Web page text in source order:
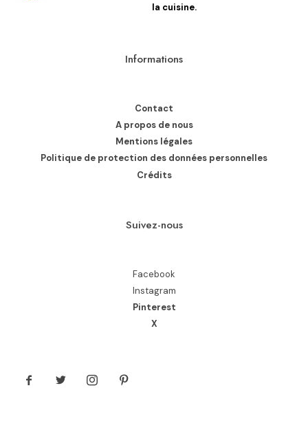
la cuisine.
Informations
Contact
A propos de nous
Mentions légales
Politique de protection des données personnelles
Crédits
Suivez-nous
Facebook
Instagram
Pinterest
X